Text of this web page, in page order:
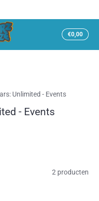
€0,00Totaal
€0,00
in
Unlimited - Events
- Events
2 producten